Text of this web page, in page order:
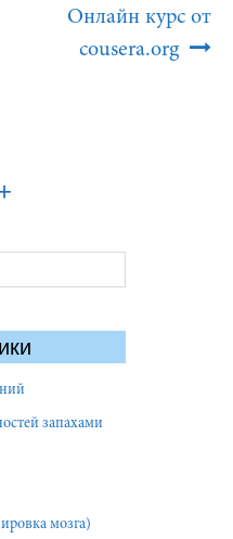
Онлайн курс от
cousera.org
запахами
мозга)